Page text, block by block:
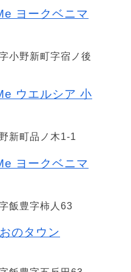
ヨークベニマ
小野新町字宿ノ後
ウエルシア 小
新町品ノ木1-1
ヨークベニマ
飯豊字柿人63
のタウン